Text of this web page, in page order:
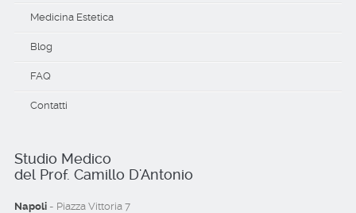
Medicina Estetica
Blog
FAQ
Contatti
Studio Medico
del Prof. Camillo D'Antonio
Napoli - Piazza Vittoria 7